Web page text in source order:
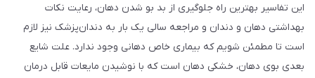
این تفاسیر بهترین راه جلوگیری از بد بو شدن دهان، رعایت نکات
بهداشتی دهان و دندان و مراجعه سالی یک بار به دندان‌پزشک نیز لازم
است تا مطمئن شویم که بیماری خاص دهانی وجود ندارد. علت شایع
بعدی بوی دهان، خشکی دهان است که با نوشیدن مایعات قابل درمان